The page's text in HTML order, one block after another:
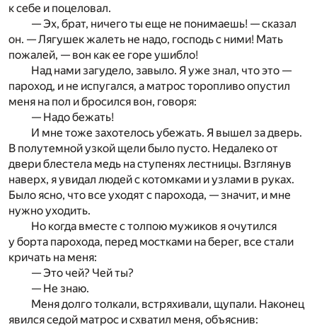
к себе и поцеловал.
— Эх, брат, ничего ты еще не понимаешь! — сказал
он. — Лягушек жалеть не надо, господь с ними! Мать
пожалей, — вон как ее горе ушибло!
Над нами загудело, завыло. Я уже знал, что это —
пароход, и не испугался, а матрос торопливо опустил
меня на пол и бросился вон, говоря:
— Надо бежать!
И мне тоже захотелось убежать. Я вышел за дверь.
В полутемной узкой щели было пусто. Недалеко от
двери блестела медь на ступенях лестницы. Взглянув
наверх, я увидал людей с котомками и узлами в руках.
Было ясно, что все уходят с парохода, — значит, и мне
нужно уходить.
Но когда вместе с толпою мужиков я очутился
у борта парохода, перед мостками на берег, все стали
кричать на меня:
— Это чей? Чей ты?
— Не знаю.
Меня долго толкали, встряхивали, щупали. Наконец
явился седой матрос и схватил меня, объяснив: